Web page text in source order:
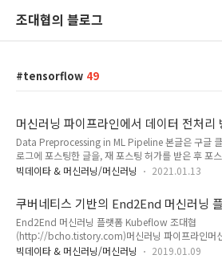
조대협의 블로그
tensorflow 49
머신러닝 파이프라인에서 데이터 전처리
Data Preprocessing in ML Pipeline 본글은 구글
로그에 포스팅한 글을, 재 포스팅 허가를 받은 후 포
니다. 다른 좋은 글들도 많으니 아래 출처 링크를 참고
빙의 입력에 알맞게 가공되어야 한다. 이를 전처리라
이번 글에서는 전처리에 대한 개념과 이에 대한 구현
대해서 알아보도록 한다.처리 단계별 데이터 분류머신
데이터 전처리는 모델 학습에 사용되는 데이터 형태
가공하는 과정을 이야기한다.데이터 전처리는 여러 단
빅데이타 & 머신러닝/머신러닝 2021.01.13
쿠버네티스 기반의 End2End 머신러닝
Kubeflow #1 - 소개
End2End 머신러닝 플랫폼 Kubeflow 조대협
(http://bcho.tistory.com)머신러닝 파이프라인머
한 사람들의 선입견중의 하나는 머신러닝에서 수학의
빅데이타 & 머신러닝/머신러닝 2019.01.09